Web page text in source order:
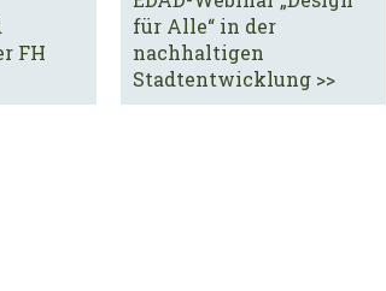
FH
für Alle“ in der
nachhaltigen
Stadtentwicklung >>